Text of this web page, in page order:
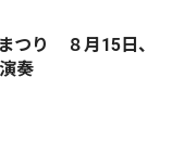
つり ８月15日、
奏